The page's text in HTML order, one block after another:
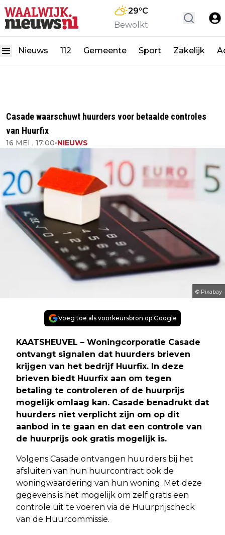
29°C
Bewolkt
Nieuws 112 Gemeente Sport Zakelijk
Casade waarschuwt huurders voor betaalde controles
van Huurfix
16 MEI , 17:00•NIEUWS
© Pixabay
Voeg toe als voorkeursbron op Google
KAATSHEUVEL – Woningcorporatie Casade
ontvangt signalen dat huurders brieven
krijgen van het bedrijf Huurfix. In deze
brieven biedt Huurfix aan om tegen
betaling te controleren of de huurprijs
mogelijk omlaag kan. Casade benadrukt dat
huurders niet verplicht zijn om op dit
aanbod in te gaan en dat een controle van
de huurprijs ook gratis mogelijk is.
Volgens Casade ontvangen huurders bij het
afsluiten van hun huurcontract ook de
woningwaardering van hun woning. Met deze
gegevens is het mogelijk om zelf gratis een
controle uit te voeren via de Huurprijscheck
van de Huurcommissie.